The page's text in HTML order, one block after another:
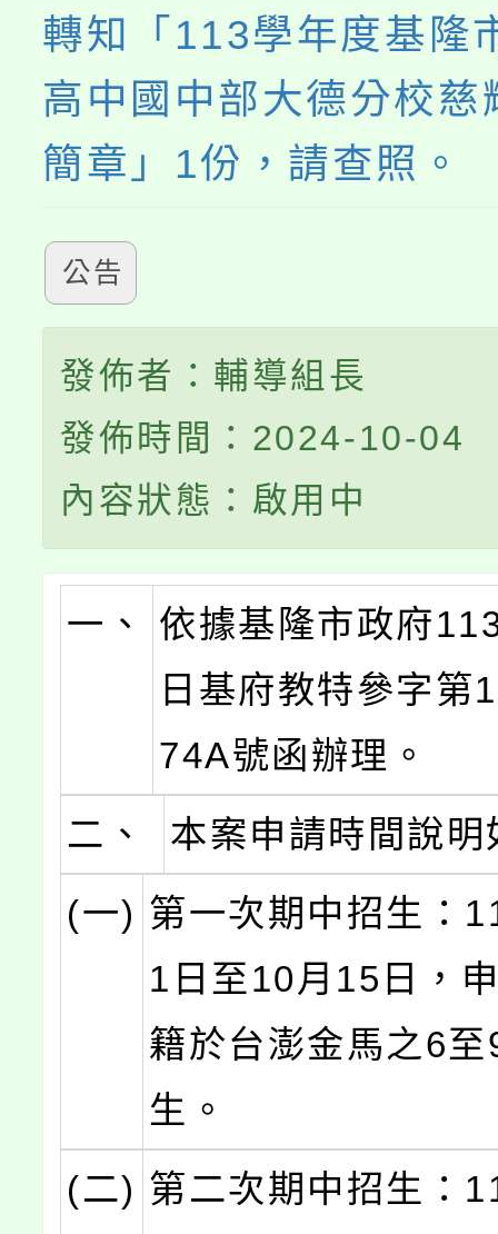
系所師生報名參加。
轉知「113學年度基隆
高中國中部大德分校慈
簡章」1份，請查照。
公告
發佈者：輔導組長
發佈時間：2024-10-04
內容狀態：啟用中
一、
依據基隆市政府
日基府教特參字第
74A號函辦理。
二、
本案申請時間說明
(一) 第一次期中招生：
1日至10月15日，
籍於台澎金馬之6
生。
(二) 第二次期中招生：